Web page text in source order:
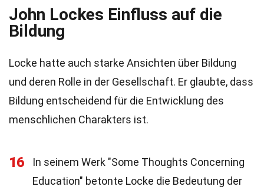
John Lockes Einfluss auf die
Bildung
Locke hatte auch starke Ansichten über Bildung
und deren Rolle in der Gesellschaft. Er glaubte, dass
Bildung entscheidend für die Entwicklung des
menschlichen Charakters ist.
16
In seinem Werk "Some Thoughts Concerning
Education" betonte Locke die Bedeutung der